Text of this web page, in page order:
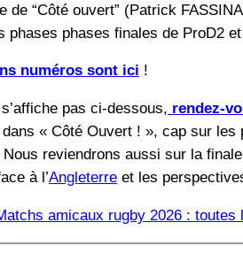
de “Côté ouvert” (Patrick
phases phases finales de ProD2
numéros sont ici !
pas ci-dessous, rendez-
« Côté Ouvert ! », cap sur
reviendrons aussi sur la
à l’Angleterre et les
amicaux rugby 2026 :